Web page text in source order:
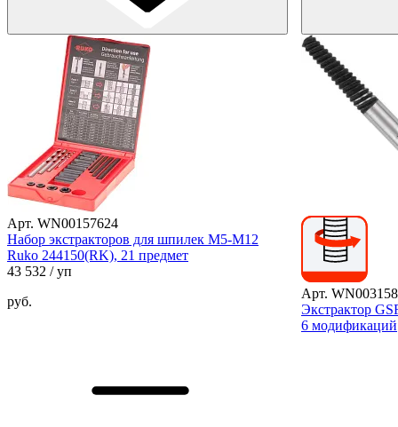
Арт. WN00157624
Набор экстракторов для шпилек М5-М12
Ruko 244150(RK), 21 предмет
43 532 / уп
руб.
Арт.
Экстрактор
6 модификаций